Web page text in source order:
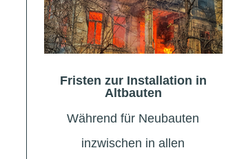
Fristen zur Installation in
Altbauten
Während für Neubauten
inzwischen in allen